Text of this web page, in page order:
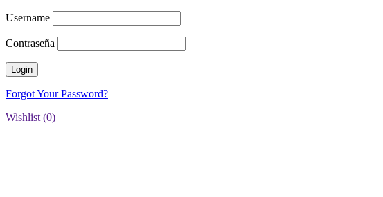
Username
Contraseña
Forgot Your Password?
Wishlist (0)